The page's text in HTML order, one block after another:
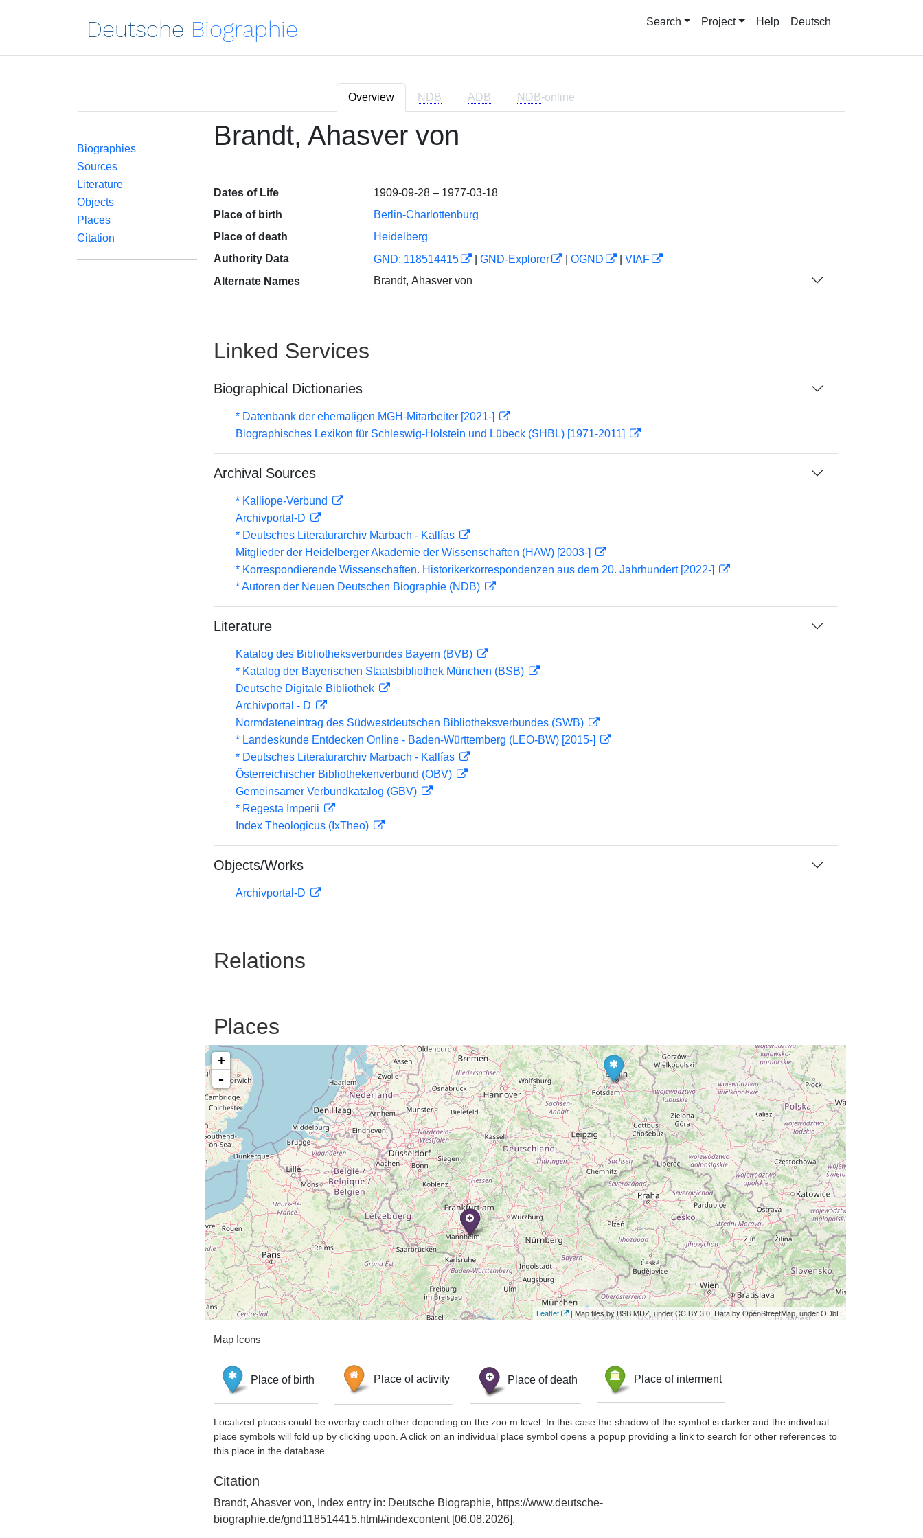
Deutsche Biographie Search Project Help Deutsch
Overview NDB ADB NDB-online
Biographies
Sources
Literature
Objects
Places
Citation
Brandt, Ahasver von
Dates of Life
1909-09-28 – 1977-03-18
Place of birth
Berlin-Charlottenburg
Place of death
Heidelberg
Authority Data
GND: 118514415 GND-Explorer OGND
VIAF
Alternate Names
Brandt, Ahasver von
Linked Services
Biographical Dictionaries
* Datenbank der ehemaligen MGH-Mitarbeiter [2021-]
Biographisches Lexikon für Schleswig-Holstein und Lübeck (SHBL) [1971-2011]
Archival Sources
* Kalliope-Verbund
Archivportal-D
* Deutsches Literaturarchiv Marbach - Kallías
Mitglieder der Heidelberger Akademie der Wissenschaften (HAW) [2003-]
* Korrespondierende Wissenschaften. Historikerkorrespondenzen aus dem 20. Jahrhundert [2022-]
* Autoren der Neuen Deutschen Biographie (NDB)
Literature
Katalog des Bibliotheksverbundes Bayern (BVB)
* Katalog der Bayerischen Staatsbibliothek München (BSB)
Deutsche Digitale Bibliothek
Archivportal - D
Normdateneintrag des Südwestdeutschen Bibliotheksverbundes (SWB)
* Landeskunde Entdecken Online - Baden-Württemberg (LEO-BW) [2015-]
* Deutsches Literaturarchiv Marbach - Kallías
Österreichischer Bibliothekenverbund (OBV)
Gemeinsamer Verbundkatalog (GBV)
* Regesta Imperii
Index Theologicus (IxTheo)
Objects/Works
Archivportal-D
Relations
Places
+
-
Leaflet | Map tiles by BSB MDZ, under CC BY 3.0. Data by OpenStreetMap, under ODbL.
Map Icons
Place of birth Place of activity Place of death Place of interment
Localized places could be overlay each other depending on the zoo m level. In this case the shadow of the symbol is darker and the individual
place symbols will fold up by clicking upon. A click on an individual place symbol opens a popup providing a link to search for other references to
this place in the database.
Citation
Brandt, Ahasver von, Index entry in: Deutsche Biographie, https://www.deutsche-
biographie.de/gnd118514415.html#indexcontent [06.08.2026].